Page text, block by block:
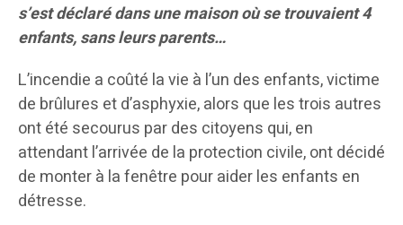
s’est déclaré dans une maison où se trouvaient 4
enfants, sans leurs parents…
L’incendie a coûté la vie à l’un des enfants, victime
de brûlures et d’asphyxie, alors que les trois autres
ont été secourus par des citoyens qui, en
attendant l’arrivée de la protection civile, ont décidé
de monter à la fenêtre pour aider les enfants en
détresse.